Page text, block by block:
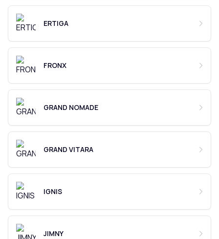
ERTIGA
FRONX
GRAND NOMADE
GRAND VITARA
IGNIS
JIMNY